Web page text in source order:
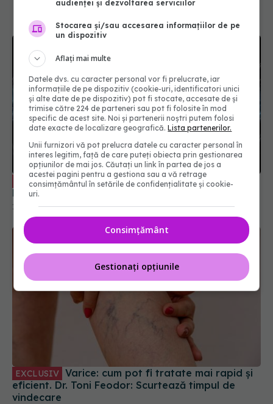
EXCLUSIV Meloterapia, impact asupra bolilor. Dr.
Mircea Penescu: Totul pornește de la creier
16 mar 2026, 15:45
EXCLUSIV
eficient. Dr. Toni Feodor: Scurtează timpul de
vindecare
audienței și dezvoltarea serviciilor
Stocarea și/sau accesarea informațiilor de pe
un dispozitiv
Aflați mai multe
Datele dvs. cu caracter personal vor fi prelucrate, iar
informațiile de pe dispozitiv (cookie-uri, identificatori unici
și alte date de pe dispozitiv) pot fi stocate, accesate de și
trimise către 224 de parteneri sau pot fi folosite în mod
specific de acest site. Noi și partenerii noștri putem folosi
date exacte de localizare geografică.Lista partenerilor.
Unii furnizori vă pot prelucra datele cu caracter personal în
interes legitim, față de care puteți obiecta prin gestionarea
opțiunilor de mai jos. Căutați un link în partea de jos a
acestei pagini pentru a gestiona sau a vă retrage
consimțământul în setările de confidențialitate și cookie-
uri.
Consimțământ
Gestionați opțiunile